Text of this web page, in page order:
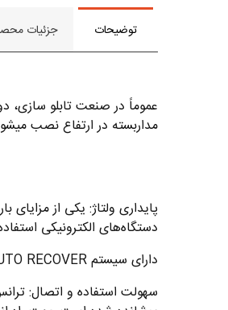
توضیحات جزئیات
عموماً در صنعت تابلو سازی،
مداربسته در ارتفاع نصب
دستگاه‌های الکترونیکی
دارای سیستم AUTO RECOVER : منبع تغذیه 12 ولت جم، مجهز به مدار قطع کن جریان در صورت وارد شدن بار اضافی و روشن شدن خودکار پس از اتصال کوتاه میباشد.